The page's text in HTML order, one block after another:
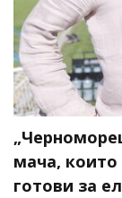
мача,
готови за